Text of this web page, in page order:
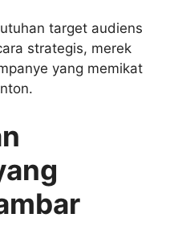
target audiens
strategis, merek
yang memikat